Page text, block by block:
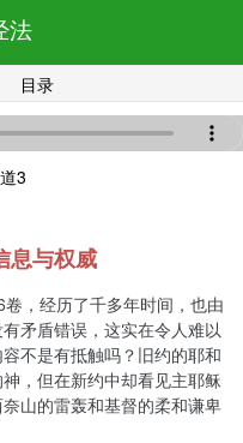
法
目录
3
息与权威
，经历了千多年时间，也由
矛盾错误，这实在令人难以
不是有抵触吗？旧约的耶和
，但在新约中却看见主耶稣
山的雷轰和基督的柔和谦卑